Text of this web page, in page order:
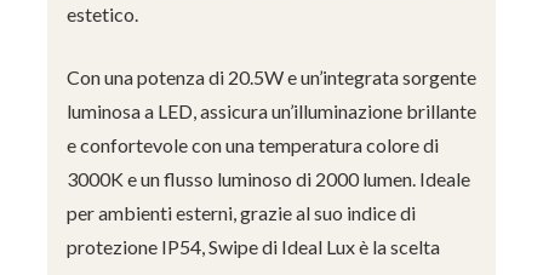
estetico.
Con una potenza di 20.5W e un’integrata sorgente
luminosa a LED, assicura un’illuminazione brillante
e confortevole con una temperatura colore di
3000K e un flusso luminoso di 2000 lumen. Ideale
per ambienti esterni, grazie al suo indice di
protezione IP54, Swipe di Ideal Lux è la scelta